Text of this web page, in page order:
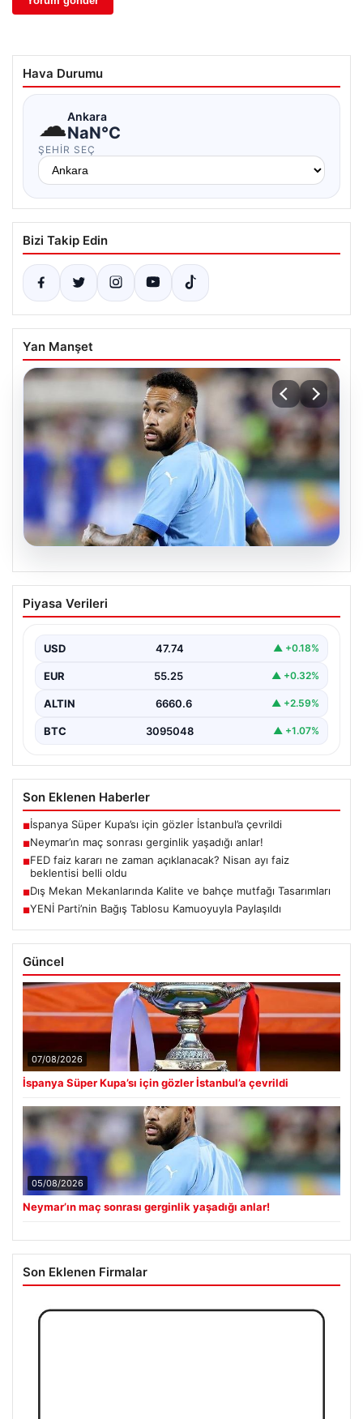
Hava Durumu
☁Ankara
NaN°C
ŞEHIR SEÇ
Bizi Takip Edin
Yan Manşet
Neymar’ın maç sonrası gerginlik
yaşadığı anlar!
Piyasa Verileri
USD 47.74 ▲ +0.18%
EUR 55.25 ▲ +0.32%
ALTIN 6660.6 ▲ +2.59%
BTC 3095048 ▲ +1.07%
Son Eklenen Haberler
■İspanya Süper Kupa’sı için gözler İstanbul’a çevrildi
■Neymar’ın maç sonrası gerginlik yaşadığı anlar!
■FED faiz kararı ne zaman açıklanacak? Nisan ayı faiz
beklentisi belli oldu
■Dış Mekan Mekanlarında Kalite ve bahçe mutfağı Tasarımları
■YENİ Parti’nin Bağış Tablosu Kamuoyuyla Paylaşıldı
Güncel
07/08/2026
İspanya Süper Kupa’sı için gözler İstanbul’a çevrildi
05/08/2026
Neymar’ın maç sonrası gerginlik yaşadığı anlar!
Son Eklenen Firmalar